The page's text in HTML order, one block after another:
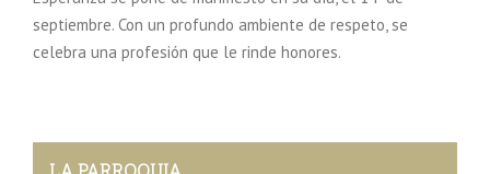
septiembre. Con un profundo ambiente de respeto, se
celebra una profesión que le rinde honores.